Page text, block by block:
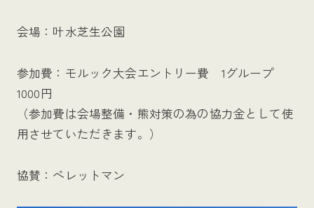
会場：叶水芝生公園
参加費：モルック大会エントリー費 1グループ
1000円
（参加費は会場整備・熊対策の為の協力金として使
用させていただきます。）
協賛：ペレットマン